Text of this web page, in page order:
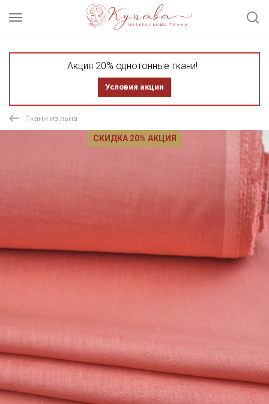
Акция 20% однотонные ткани!
Условия акции
Ткани из льна
СКИДКА 20% АКЦИЯ